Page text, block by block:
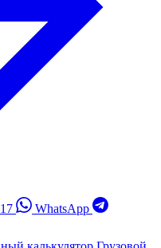
WhatsApp